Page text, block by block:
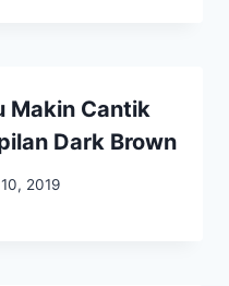
Makin Cantik
Dark Brown
2019